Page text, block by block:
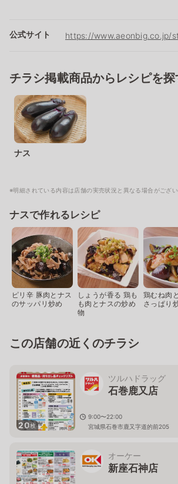
公式サイト https://www.aeonbig.co.jp/
チラシ掲載商品からレシピを探
ナス
※明細されている内容は店舗の実売状況と異なる場合がござい
ナスで作れるレシピ
ピリ辛 豚肉とナス
のサッパリ炒め
しょうが香る 鶏も
も肉とナスの炒め
物
鶏むね肉
さっぱり
この店舗の近くのチラシ
20枚
ツルハドラッグ
石巻鹿又店
9:00〜22:00
宮城県石巻市鹿又字道的前205
オーケー
新座石神店